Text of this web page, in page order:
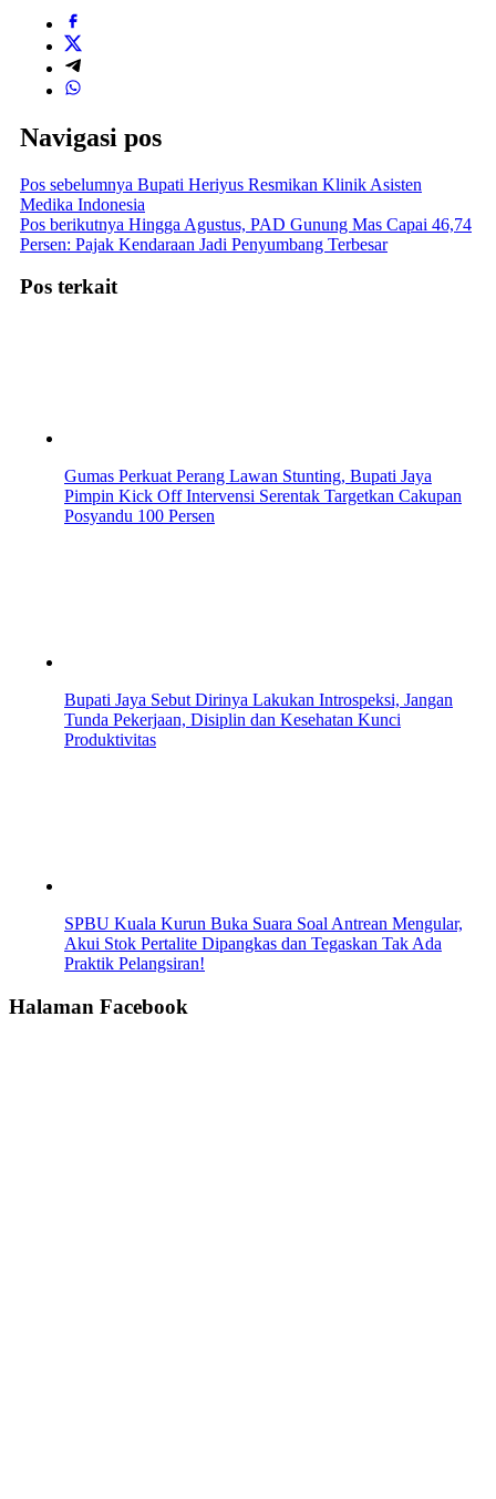
Navigasi pos
Pos sebelumnya Bupati Heriyus Resmikan Klinik Asisten
Medika Indonesia
Pos berikutnya Hingga Agustus, PAD Gunung Mas Capai 46,74
Persen: Pajak Kendaraan Jadi Penyumbang Terbesar
Pos terkait
Gumas Perkuat Perang Lawan Stunting, Bupati Jaya
Pimpin Kick Off Intervensi Serentak Targetkan Cakupan
Posyandu 100 Persen
Bupati Jaya Sebut Dirinya Lakukan Introspeksi, Jangan
Tunda Pekerjaan, Disiplin dan Kesehatan Kunci
Produktivitas
SPBU Kuala Kurun Buka Suara Soal Antrean Mengular,
Akui Stok Pertalite Dipangkas dan Tegaskan Tak Ada
Praktik Pelangsiran!
Halaman Facebook